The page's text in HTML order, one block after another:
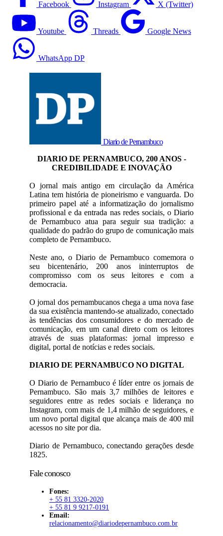
Facebook Instagram X (Twitter)
Youtube Threads Google News
WhatsApp DP
Diario de Pernambuco
DIARIO DE PERNAMBUCO, 200 ANOS -
CREDIBILIDADE E INOVAÇÃO
O jornal mais antigo em circulação da América
Latina tem história de pioneirismo e vanguarda. Do
primeiro papel até a informatização do jornalismo
profissional e da entrada nas redes sociais, o Diario
de Pernambuco atua para seguir sua tradição: a
qualidade do padrão do grupo de comunicação mais
completo de Pernambuco.
Neste ano, o Diario de Pernambuco comemora o
seu bicentenário, 200 anos ininterruptos de
compromisso com os seus leitores e com a
democracia.
O jornal dos pernambucanos chega a uma nova fase
da sua existência mantendo-se atualizado, conectado
às tendências dos consumidores e do mercado de
comunicação, em um canal direto com os leitores
através de suas plataformas: jornal impresso e
digital, portal de notícias e redes sociais.
DIARIO DE PERNAMBUCO NO DIGITAL
O Diario de Pernambuco é líder entre os jornais de
Pernambuco. São mais 3,7 milhões de leitores e
seguidores entre as redes sociais e liderança no
Instagram, com mais de 1,4 milhão de seguidores, e
um novo portal digital que alcança mais de 400 mil
acessos no site por dia.
Diario de Pernambuco, conectando gerações desde
1825.
Fale conosco
Fones:
+ 55 81 3320-2020
+ 55 81 9 9217-0191
Email:
relacionamento@diariodepernambuco.com.br